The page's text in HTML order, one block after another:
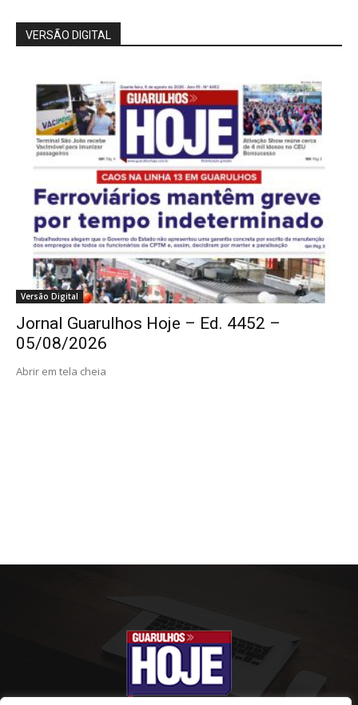
VERSÃO DIGITAL
Versão Digital
Jornal Guarulhos Hoje – Ed. 4452 –
05/08/2026
Abrir em tela cheia